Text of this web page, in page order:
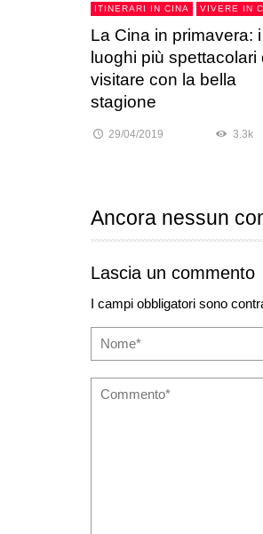
ITINERARI IN CINA VIVERE IN
La Cina in primavera: i
luoghi più spettacolari
visitare con la bella
stagione
29/04/2019 3.3k
Ancora nessun
Lascia un commento
I campi obbligatori sono